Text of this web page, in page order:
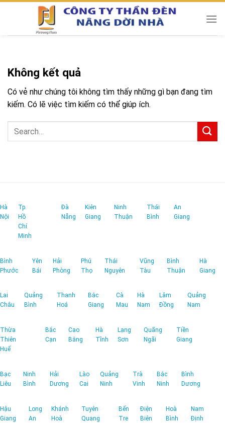
Chuyển
Không kết quả
Có vẻ như chúng tôi không tìm thấy những gì bạn đang tìm
kiếm. Có lẽ việc tìm kiếm có thể giúp ích.
Hà
Nội
Tp.
Hồ
Chí
Minh
Đà
Nẵng
Kiên
Giang
Ninh
Thuận
Thái
Bình
An
Giang
Bình
Phước
Yên
Bái
Hải
Phòng
Phú
Thọ
Thái
Nguyên
Vũng
Tàu
Bình
Thuận
Hà
Giang
Lai
Châu
Quảng
Bình
Thanh
Hoá
Bắc
Giang
Cà
Mau
Hà
Nam
Lâm
Đồng
Quảng
Nam
Thừa
Thiên
Huế
Bắc
Cạn
Cao
Bằng
Hà
Tĩnh
Lạng
Sơn
Quãng
Ngãi
Tiền
Giang
Bạc
Liêu
Ninh
Bình
Hải
Dương
Lào
Cai
Quảng
Ninh
Trà
Vinh
Bắc
Ninh
Bình
Dương
Hậu
Giang
Long
An
Khánh
Hoà
Tuyên
Quang
Bến
Tre
Điện
Biên
Hoà
Bình
Nam
Định